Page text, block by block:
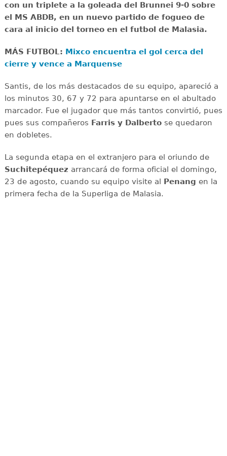
con un triplete a la goleada del Brunnei 9-0 sobre
el MS ABDB, en un nuevo partido de fogueo de
cara al inicio del torneo en el futbol de Malasia.
MÁS FUTBOL: Mixco encuentra el gol cerca del
cierre y vence a Marquense
Santis, de los más destacados de su equipo, apareció a
los minutos 30, 67 y 72 para apuntarse en el abultado
marcador. Fue el jugador que más tantos convirtió, pues
pues sus compañeros Farris y Dalbertose quedaron
en dobletes.
La segunda etapa en el extranjero para el oriundo de
Suchitepéquez arrancará de forma oficial el domingo,
23 de agosto, cuando su equipo visite al
Penang en la
primera fecha de la Superliga de Malasia.